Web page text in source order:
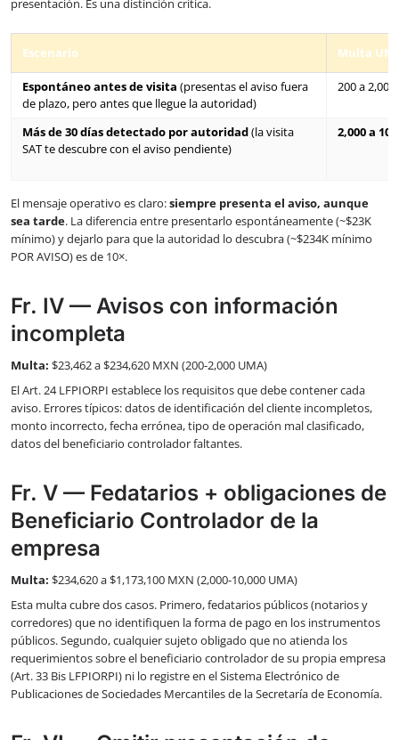
presentación. Es una distinción crítica.
Escenario Multa
Espontáneo antes de visita (presentas el aviso fuera
de plazo, pero antes que llegue la autoridad)
200 a 2,000
Más de 30 días detectado por autoridad(la visita
SAT te descubre con el aviso pendiente)
2,000 a
El mensaje operativo es claro:siempre presenta el aviso, aunque
sea tarde. La diferencia entre presentarlo espontáneamente (~$23K
mínimo) y dejarlo para que la autoridad lo descubra (~$234K mínimo
POR AVISO) es de 10×.
Fr. IV — Avisos con información
incompleta
Multa: $23,462 a $234,620 MXN (200-2,000 UMA)
El Art. 24 LFPIORPI establece los requisitos que debe contener cada
aviso. Errores típicos: datos de identificación del cliente incompletos,
monto incorrecto, fecha errónea, tipo de operación mal clasificado,
datos del beneficiario controlador faltantes.
Fr. V — Fedatarios + obligaciones de
Beneficiario Controlador de la
empresa
Multa: $234,620 a $1,173,100 MXN (2,000-10,000 UMA)
Esta multa cubre dos casos. Primero, fedatarios públicos (notarios y
corredores) que no identifiquen la forma de pago en los instrumentos
públicos. Segundo, cualquier sujeto obligado que no atienda los
requerimientos sobre el beneficiario controlador de su propia empresa
(Art. 33 Bis LFPIORPI) ni lo registre en el Sistema Electrónico de
Publicaciones de Sociedades Mercantiles de la Secretaría de Economía.